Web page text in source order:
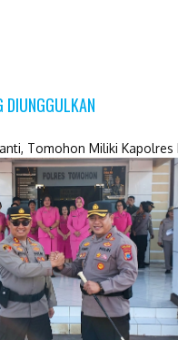
DIUNGGULKAN
Tomohon Miliki Kapolres